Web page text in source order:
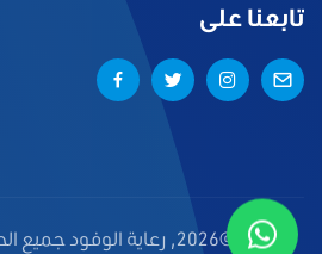
تابعنا على
©2026, رعاية الوفود جميع الحقوق محفوظة.